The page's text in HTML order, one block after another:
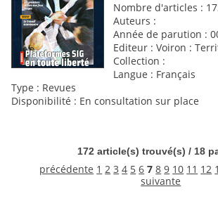
Nombre d'articles :
Auteurs :
Année de parution :
Editeur : Voiron :
Collection :
Langue : Français
Type : Revues
Disponibilité : En consultation sur place
172 article(s) trouvé(s) / 18
précédente 1 2 3 4 5 6 7 8 9 10 11 12
suivante